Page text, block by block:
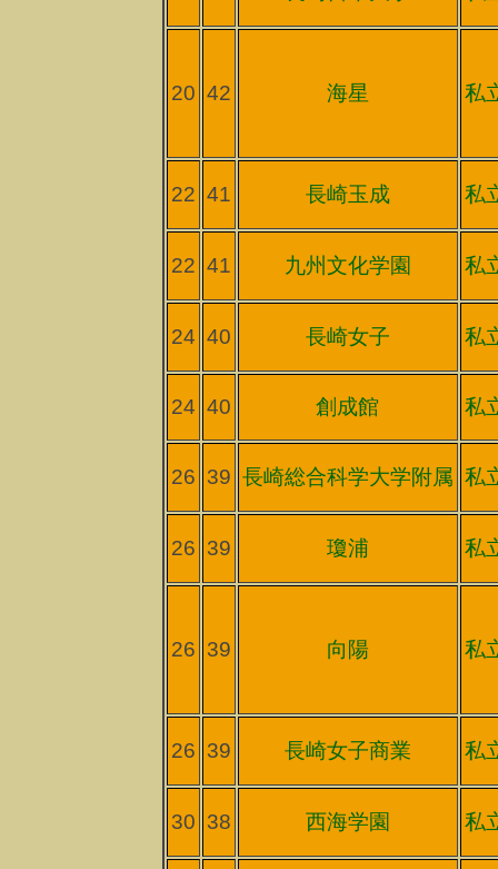
20 42 海星 私
22 41 長崎玉成 私
22 41 九州文化学園 私
24 40 長崎女子 私
24 40 創成館 私
26 39 長崎総合科学大学附属 私
26 39 瓊浦 私
26 39 向陽 私
26 39 長崎女子商業 私
30 38 西海学園 私